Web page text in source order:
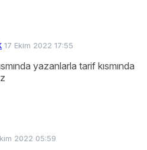
17 Ekim 2022 17:55
yazanlarla tarif kısmında
2022 05:59